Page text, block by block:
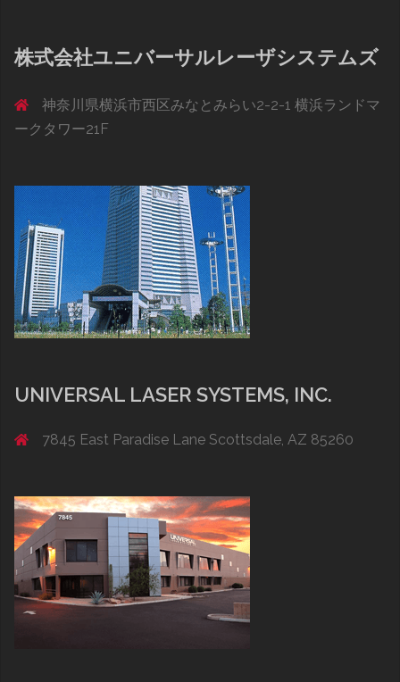
株式会社ユニバーサルレーザシステムズ
神奈川県横浜市西区みなとみらい2-2-1 横浜ランドマ
ークタワー21F
UNIVERSAL LASER SYSTEMS, INC.
7845 East Paradise Lane Scottsdale, AZ 85260